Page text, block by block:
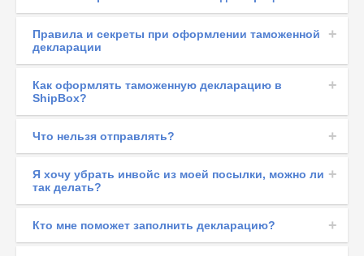
Правила и секреты при оформлении таможенной
декларации
Как оформлять таможенную декларацию в
ShipBox?
Что нельзя отправлять?
Я хочу убрать инвойс из моей посылки, можно ли
так делать?
Кто мне поможет заполнить декларацию?